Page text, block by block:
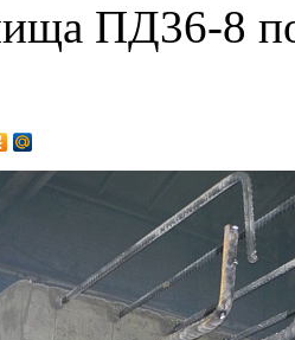
ПД36-8